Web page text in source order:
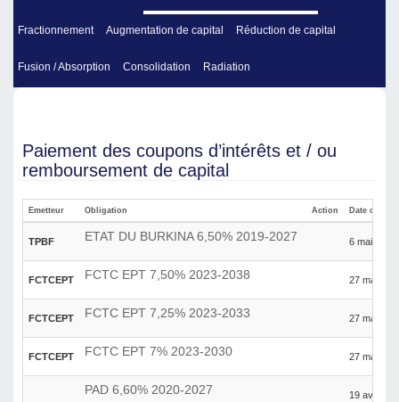
Fractionnement Augmentation de capital Réduction de capital
Fusion / Absorption Consolidation Radiation
Paiement des coupons d’intérêts et / ou
remboursement de capital
Emetteur Obligation Action Date de
TPBF ETAT DU BURKINA 6,50% 2019-2027 6 mai 2026
FCTCEPT FCTC EPT 7,50% 2023-2038 27 mai
FCTCEPT FCTC EPT 7,25% 2023-2033 27 mai
FCTCEPT FCTC EPT 7% 2023-2030 27 mai
PAD 6,60% 2020-2027 19 avril